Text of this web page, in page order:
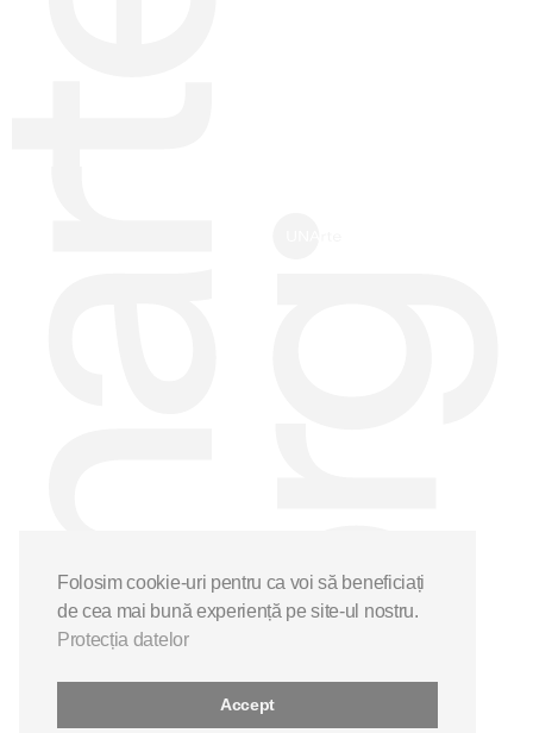
Folosim cookie-uri pentru ca voi să beneficiați
de cea mai bună experiență pe site-ul nostru.
Protecția datelor
Accept